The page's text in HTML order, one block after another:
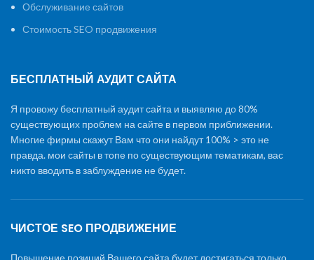
Обслуживание сайтов
Стоимость SEO продвижения
БЕСПЛАТНЫЙ АУДИТ САЙТА
Я провожу бесплатный аудит сайта и выявляю до 80%
существующих проблем на сайте в первом приближении.
Многие фирмы скажут Вам что они найдут 100% > это не
правда. мои сайты в топе по существующим тематикам, вас
никто вводить в заблуждение не будет.
ЧИСТОЕ SEO ПРОДВИЖЕНИЕ
Повышение позиций Вашего сайта будет достигаться только